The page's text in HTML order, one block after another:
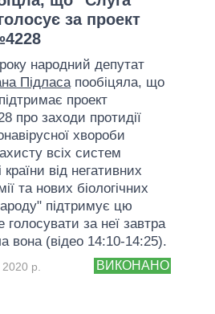
за проект
народний депутат
Підласа пообіцяла, що
проект
про заходи протидії
хвороби
всіх систем
країни від негативних
та нових біологічних
підтримує цю
голосувати за неї завтра
вона (відео 14:10-14:25).
ВИКОНАНО
р.